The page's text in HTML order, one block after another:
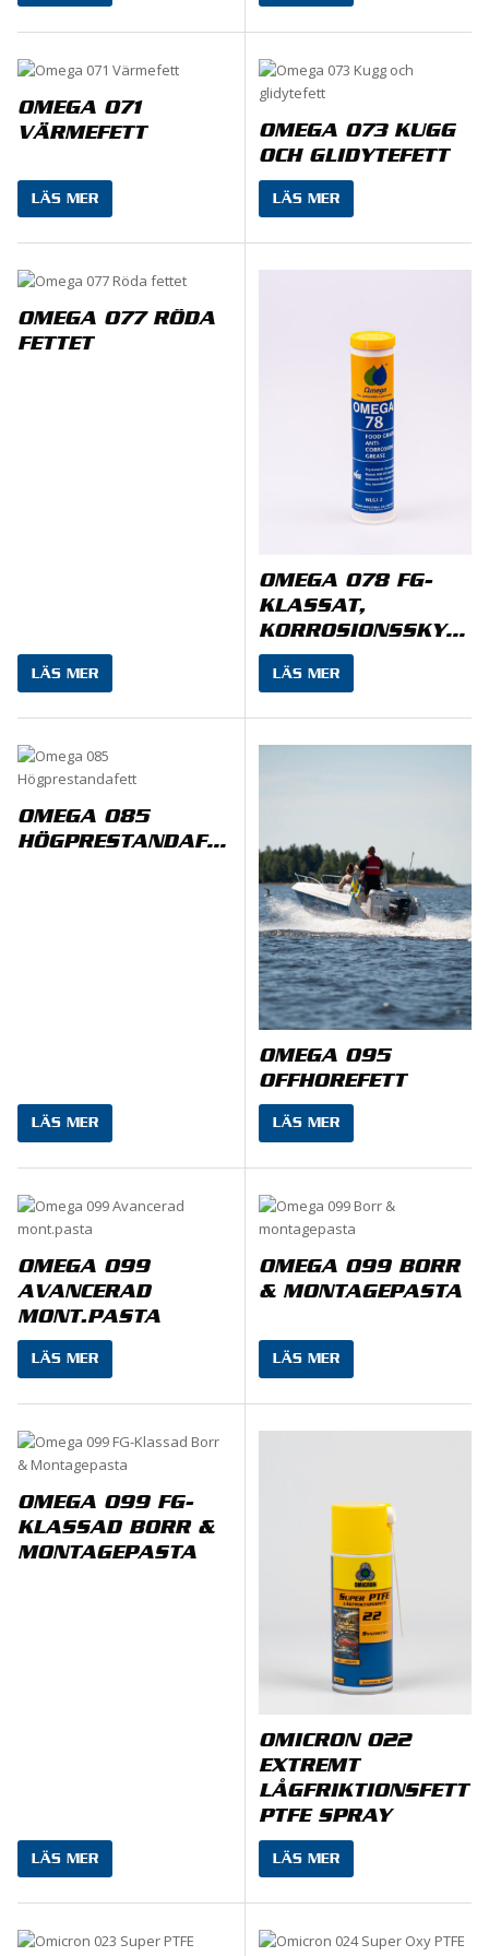
OMEGA 071
VÄRMEFETT
LÄS MER
OMEGA 073 KUGG
OCH GLIDYTEFETT
LÄS MER
OMEGA 077 RÖDA
FETTET
LÄS MER
OMEGA 078 FG-
KLASSAT,
KORROSIONSSKYDDANDE
LÄS MER
OMEGA 085
HÖGPRESTANDAFETT
LÄS MER
OMEGA 095
OFFHOREFETT
LÄS MER
OMEGA 099
AVANCERAD
MONT.PASTA
LÄS MER
OMEGA 099 BORR
& MONTAGEPASTA
LÄS MER
OMEGA 099 FG-
KLASSAD BORR &
MONTAGEPASTA
LÄS MER
OMICRON 022
EXTREMT
LÅGFRIKTIONSFETT
PTFE SPRAY
LÄS MER